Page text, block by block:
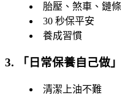
胎壓、煞車、鏈條
30 秒保平安
養成習慣
3. 「 日常保養自己做 」
清潔上油不難